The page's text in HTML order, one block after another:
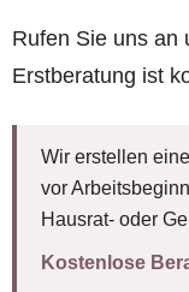
Rufen Sie uns an
Erstberatung ist
Wir erstellen
vor
Hausrat- oder
Kostenlose